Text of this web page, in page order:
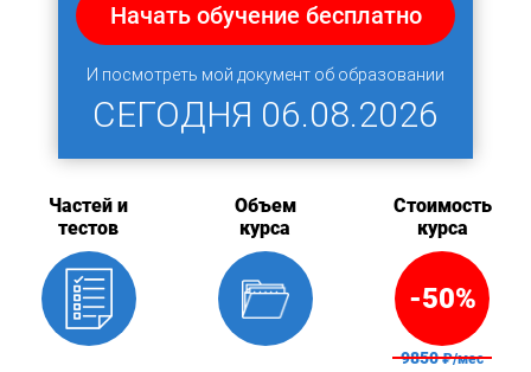
Начать обучение бесплатно
И посмотреть мой документ об образовании
СЕГОДНЯ 06.08.2026
Частей и
тестов
Объем
курса
Стоимость
курса
-50%
9850₽/мес